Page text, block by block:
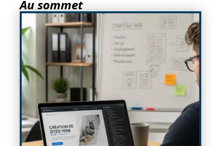
Au sommet